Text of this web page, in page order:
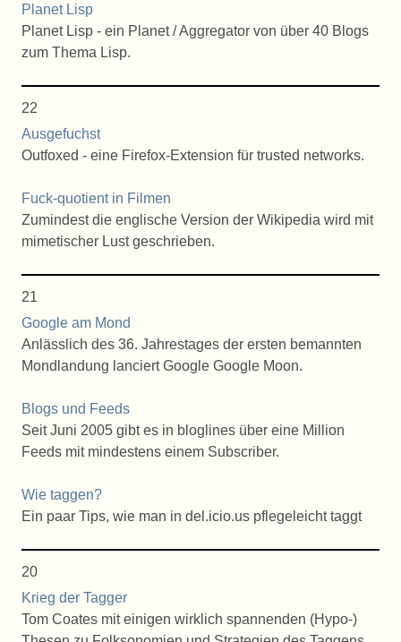
Planet Lisp
Planet Lisp - ein Planet / Aggregator von über 40 Blogs
zum Thema Lisp.
22
Ausgefuchst
Outfoxed - eine Firefox-Extension für trusted networks.
Fuck-quotient in Filmen
Zumindest die englische Version der Wikipedia wird mit
mimetischer Lust geschrieben.
21
Google am Mond
Anlässlich des 36. Jahrestages der ersten bemannten
Mondlandung lanciert Google Google Moon.
Blogs und Feeds
Seit Juni 2005 gibt es in bloglines über eine Million
Feeds mit mindestens einem Subscriber.
Wie taggen?
Ein paar Tips, wie man in del.icio.us pflegeleicht taggt
20
Krieg der Tagger
Tom Coates mit einigen wirklich spannenden (Hypo-)